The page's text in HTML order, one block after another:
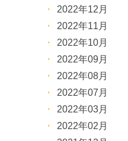
2022年12月
2022年11月
2022年10月
2022年09月
2022年08月
2022年07月
2022年03月
2022年02月